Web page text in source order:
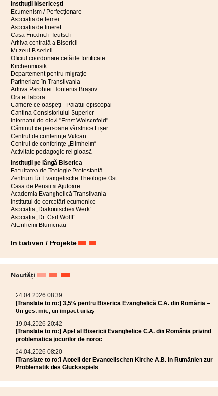
Instituții bisericești
Ecumenism / Perfecționare
Asociația de femei
Asociația de tineret
Casa Friedrich Teutsch
Arhiva centrală a Bisericii
Muzeul Bisericii
Oficiul coordonare cetățile fortificate
Kirchenmusik
Departement pentru migrație
Partneriate în Transilvania
Arhiva Parohiei Honterus Brașov
Ora et labora
Camere de oaspeți - Palatul episcopal
Cantina Consistoriului Superior
Internatul de elevi "Ernst Weisenfeld"
Căminul de persoane vârstnice Fișer
Centrul de conferințe Vulcan
Centrul de conferințe „Elimheim“
Activitate pedagogic religioasă
Instituții pe lângă Biserica
Facultatea de Teologie Protestantă
Zentrum für Evangelische Theologie Ost
Casa de Pensii şi Ajutoare
Academia Evanghelică Transilvania
Institutul de cercetări ecumenice
Asociația „Diakonisches Werk“
Asociația „Dr. Carl Wolff“
Altenheim Blumenau
Initiativen / Projekte
Noutăți
24.04.2026 08:39
[Translate to ro:] 3,5% pentru Biserica Evanghelică C.A. din România –
Un gest mic, un impact uriaș
19.04.2026 20:42
[Translate to ro:] Apel al Bisericii Evanghelice C.A. din România privind
problematica jocurilor de noroc
24.04.2026 08:20
[Translate to ro:] Appell der Evangelischen Kirche A.B. in Rumänien zur
Problematik des Glücksspiels